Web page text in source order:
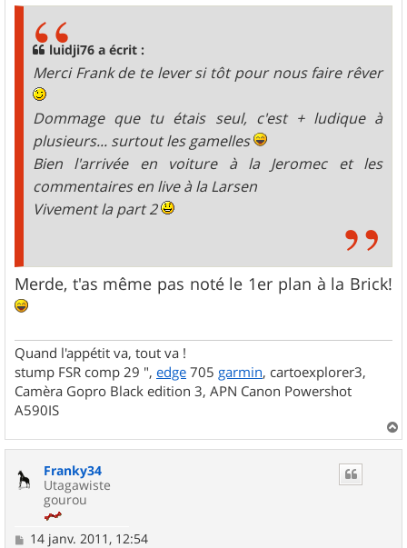
luidji76 a écrit :
Merci Frank de te lever si tôt pour nous faire rêver
Dommage que tu étais seul, c'est + ludique à
plusieurs... surtout les gamelles
Bien l'arrivée en voiture à la Jeromec et les
commentaires en live à la Larsen
Vivement la part 2
Merde, t'as même pas noté le 1er plan à la Brick!
Quand l'appétit va, tout va !
stump FSR comp 29 ", edge 705 garmin, cartoexplorer3,
Camèra Gopro Black edition 3, APN Canon Powershot
A590IS
a
Franky34
Utagawiste
gourou
M14 janv. 2011, 12:54